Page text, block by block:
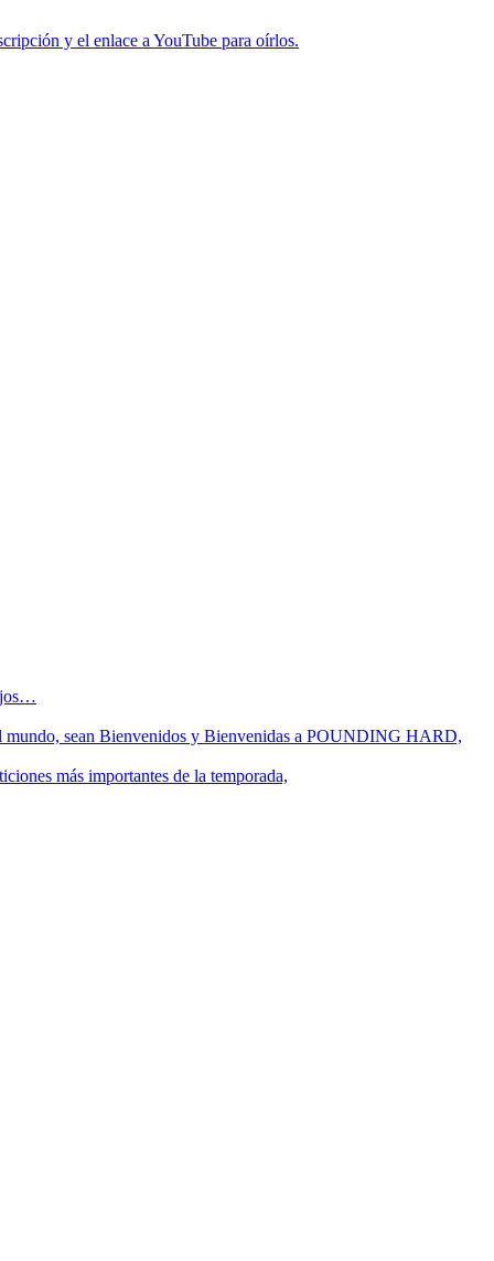
y el enlace a YouTube para oírlos.
mundo, sean Bienvenidos y Bienvenidas a POUNDING HARD,
más importantes de la temporada,